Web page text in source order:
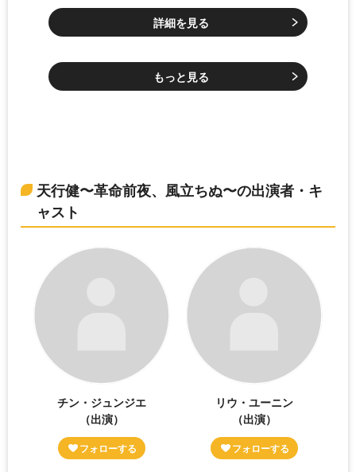
詳細を見る
もっと見る
天行健〜革命前夜、風立ちぬ〜の出演者・キ
ャスト
チン・ジュンジエ
（出演）
リウ・ユーニン
（出演）